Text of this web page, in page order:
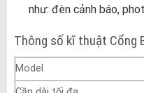
như: đèn cảnh báo,
Thông số kĩ thuật Cổng
Model